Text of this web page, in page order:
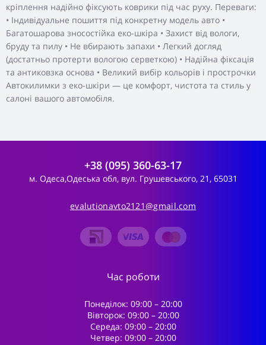
кріплення надійно фіксують коврики під час руху. Переваги:
• Індивідуальне пошиття під конкретну модель авто •
Багатошарова зносостійка еко-шкіра • Захист від вологи,
бруду та пилу • Не вбирають запахи • Легкий догляд
(достатньо протерти вологою серветкою) • Надійна фіксація
та антиковзка основа • Великий вибір кольорів і прострочки
Автокилимки з еко-шкіри — це комфорт, чистота та стиль у
салоні вашого автомобіля.
+38 (095) 360-63-17
м. Одеса,Одеська обл, вул. Грушевського, 21, 65031
evalutionavto2121@gmail.com
Час роботи
Понеділок: 09:00 – 20:00
Вівторок: 09:00 – 20:00
Середа: 09:00 – 20:00
Четвер: 09:00 – 20:00